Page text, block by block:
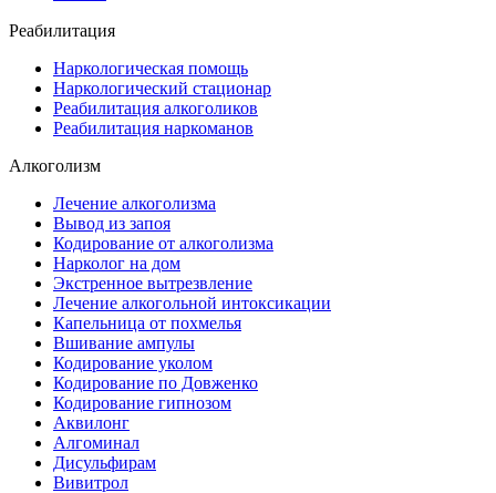
Реабилитация
Наркологическая помощь
Наркологический стационар
Реабилитация алкоголиков
Реабилитация наркоманов
Алкоголизм
Лечение алкоголизма
Вывод из запоя
Кодирование от алкоголизма
Нарколог на дом
Экстренное вытрезвление
Лечение алкогольной интоксикации
Капельница от похмелья
Вшивание ампулы
Кодирование уколом
Кодирование по Довженко
Кодирование гипнозом
Аквилонг
Алгоминал
Дисульфирам
Вивитрол